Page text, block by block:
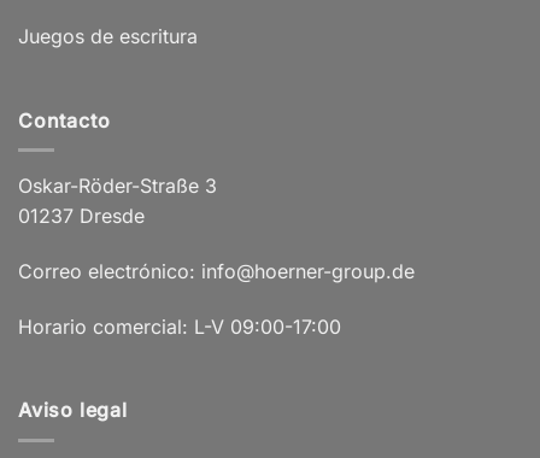
Juegos de escritura
Contacto
Oskar-Röder-Straße 3
01237 Dresde
Correo electrónico: info@hoerner-group.de
Horario comercial: L-V 09:00-17:00
Aviso legal